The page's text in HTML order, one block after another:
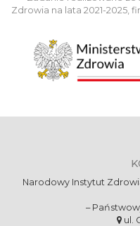
Zdrowia na lata 2021-2025,
Narodowy Instytut
–
ul.